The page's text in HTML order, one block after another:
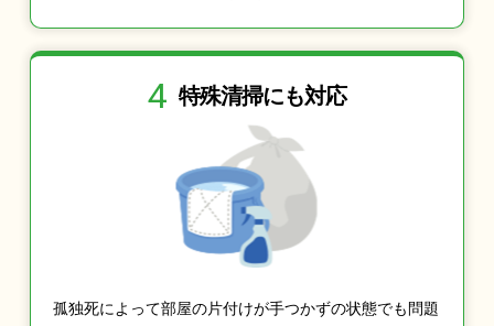
4 特殊清掃にも対応
孤独死によって部屋の片付けが手つかずの状態でも問題